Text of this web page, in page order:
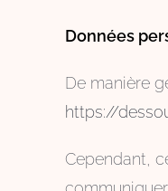
Données
De manière
https://
Cependant,